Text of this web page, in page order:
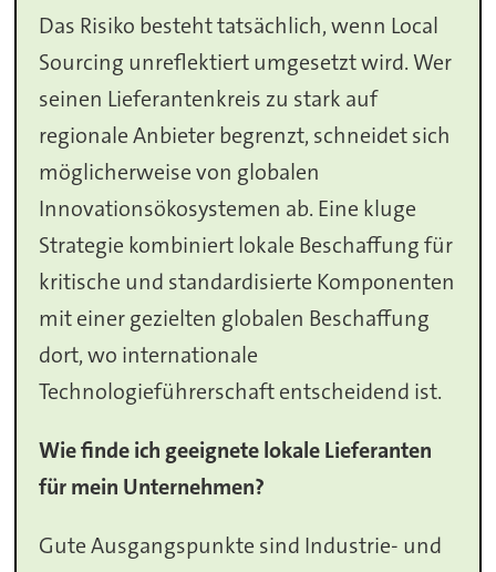
Das Risiko besteht tatsächlich, wenn Local
Sourcing unreflektiert umgesetzt wird. Wer
seinen Lieferantenkreis zu stark auf
regionale Anbieter begrenzt, schneidet sich
möglicherweise von globalen
Innovationsökosystemen ab. Eine kluge
Strategie kombiniert lokale Beschaffung für
kritische und standardisierte Komponenten
mit einer gezielten globalen Beschaffung
dort, wo internationale
Technologieführerschaft entscheidend ist.
Wie finde ich geeignete lokale Lieferanten
für mein Unternehmen?
Gute Ausgangspunkte sind Industrie- und